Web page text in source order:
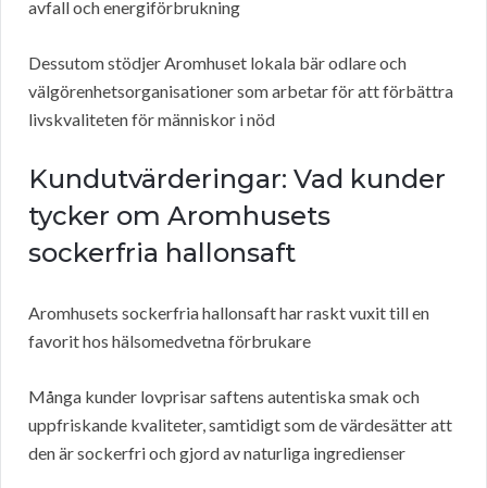
avfall och energiförbrukning
Dessutom stödjer Aromhuset lokala bär odlare och
välgörenhetsorganisationer som arbetar för att förbättra
livskvaliteten för människor i nöd
Kundutvärderingar: Vad kunder
tycker om Aromhusets
sockerfria hallonsaft
Aromhusets sockerfria hallonsaft har raskt vuxit till en
favorit hos hälsomedvetna förbrukare
Många kunder lovprisar saftens autentiska smak och
uppfriskande kvaliteter, samtidigt som de värdesätter att
den är sockerfri och gjord av naturliga ingredienser